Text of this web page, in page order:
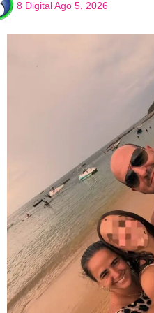
8 DigitalAgo 5, 2026